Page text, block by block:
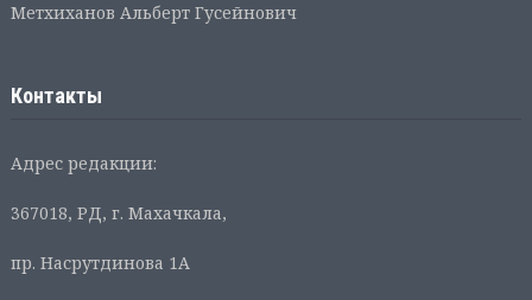
Метхиханов Альберт Гусейнович
Контакты
Адрес редакции:
367018, РД, г. Махачкала,
пр. Насрутдинова 1А